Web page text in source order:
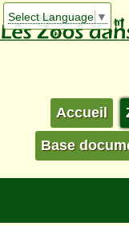
Select Language ▼
Accueil
Base